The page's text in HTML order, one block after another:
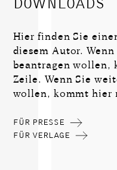
Hier finden Sie
diesem Autor.
beantragen wollen,
Zeile. Wenn Sie
wollen, kommt hier
FÜR PRESSE
FÜR VERLAGE